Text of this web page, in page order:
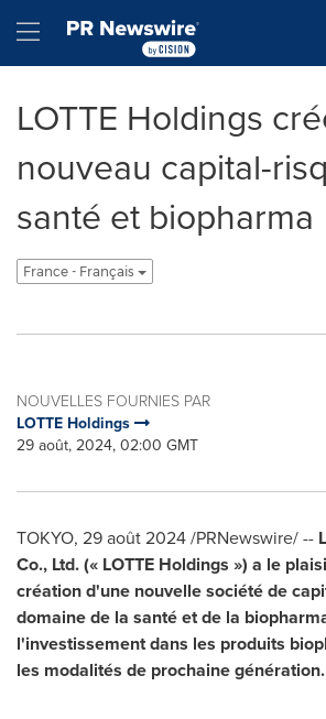
Hamburger menu
LOTTE Holdings
nouveau capital-
santé et biopharma
France - Français
NOUVELLES FOURNIES PAR
LOTTE Holdings
29 août, 2024, 02:00 GMT
TOKYO, 29 août 2024/PRNewswire/ --
Co., Ltd. (« LOTTE Holdings ») a le
création d'une nouvelle société de
domaine de la santé et de la
l'investissement dans les produits
les modalités de prochaine génération.